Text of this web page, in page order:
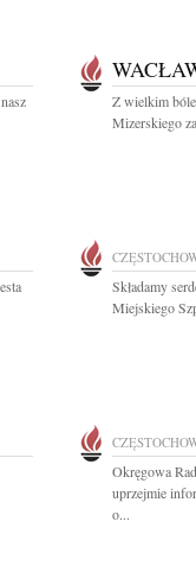
Z wielkim
Mizerskiego
Składamy
Miejskiego
Okręgowa
uprzejmie
o...